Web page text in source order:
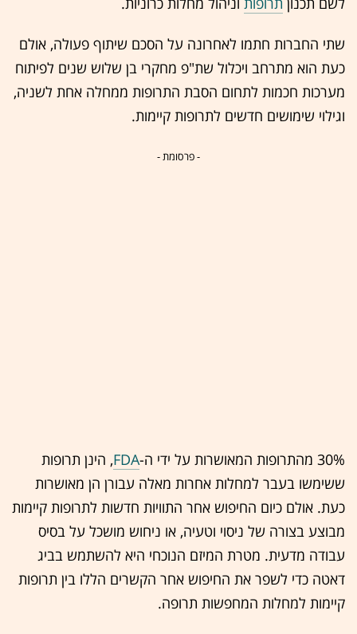
שתי החברות חתמו לאחרונה על הסכם שיתוף פעולה, אולם
כעת הוא מתרחב ויכלול שת"פ מחקרי בן שלוש שנים לפיתוח
מערכות חכמות לתחום הסבת התרופות ממחלה אחת לשניה,
וגילוי שימושים חדשים לתרופות קיימות.
- פרסומת -
30% מהתרופות המאושרות על ידי ה- FDA, הינן תרופות
ששימשו בעבר למחלות אחרות מאלה עבורן הן מאושרות
כעת. אולם כיום החיפוש אחר התוויות חדשות לתרופות קיימות
מבוצע בצורה של ניסוי וטעיה, או ניחוש מושכל על בסיס
עבודה מדעית. מטרת המיזם הנוכחי היא להשתמש בביג
דאטה כדי לשפר את החיפוש אחר הקשרים הללו בין תרופות
קיימות למחלות המחפשות תרופה.